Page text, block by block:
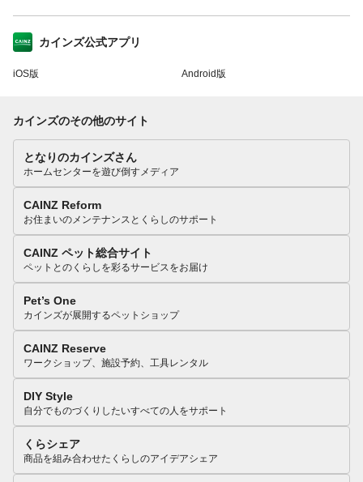
カインズ公式アプリ
iOS版 Android版
カインズのその他のサイト
となりのカインズさん
ホームセンターを遊び倒すメディア
CAINZ Reform
お住まいのメンテナンスとくらしのサポート
CAINZ ペット総合サイト
ペットとのくらしを彩るサービスをお届け
Pet’s One
カインズが展開するペットショップ
CAINZ Reserve
ワークショップ、施設予約、工具レンタル
DIY Style
自分でものづくりしたいすべての人をサポート
くらシェア
商品を組み合わせたくらしのアイデアシェア